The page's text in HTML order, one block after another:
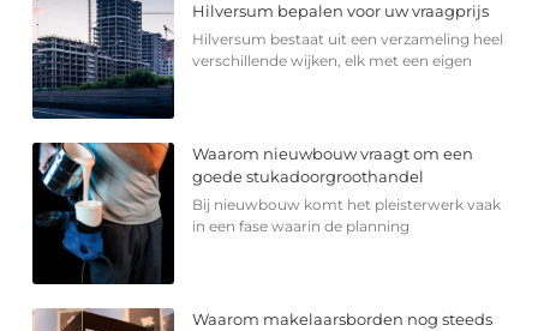
Hilversum bepalen voor uw vraagprijs
Hilversum bestaat uit een verzameling heel
verschillende wijken, elk met een eigen
Waarom nieuwbouw vraagt om een
goede stukadoorgroothandel
Bij nieuwbouw komt het pleisterwerk vaak
in een fase waarin de planning
Waarom makelaarsborden nog steeds